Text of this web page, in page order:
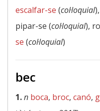
escalfar-se (col·loquial),
pipar-se (col·loquial),
se (col·loquial)
bec
1.n boca, broc, canó,